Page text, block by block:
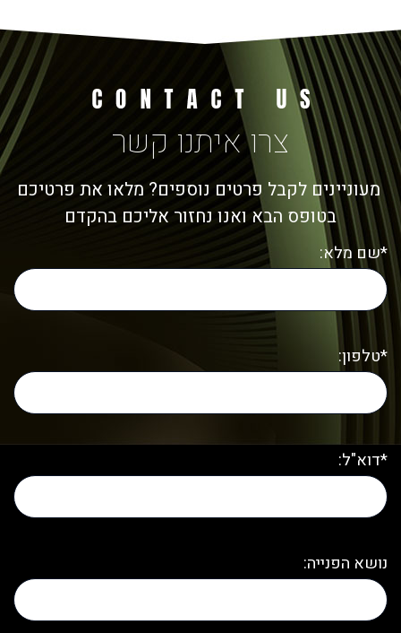
צרו איתנו קשר
מעוניינים לקבל פרטים נוספים? מלאו את פרטיכם
בטופס הבא ואנו נחזור אליכם בהקדם
*שם מלא:
*טלפון:
*דוא"ל:
נושא הפנייה: